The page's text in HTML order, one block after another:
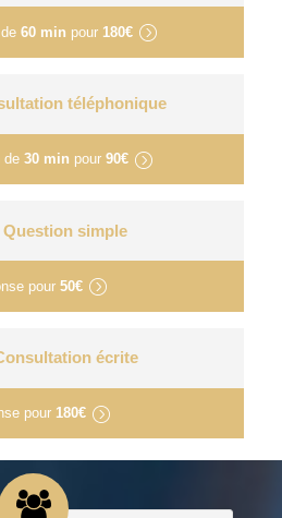
60 min pour 180€
téléphonique
de 30 min pour 90€
Question simple
pour 50€
écrite
pour 180€